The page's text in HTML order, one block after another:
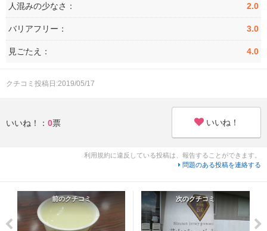
人混みの少なさ： 2.0
バリアフリー： 3.0
見ごたえ： 4.0
クチコミ投稿日:2019/05/17
いいね！： 0票 いいね！
利用規約に違反している投稿は、報告することができます。
問題のある投稿を連絡する
前のクチコミ 次のクチコミ